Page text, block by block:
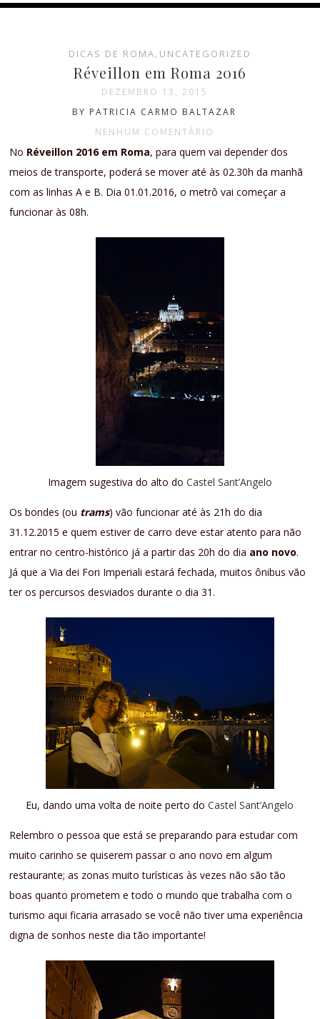
DICAS DE ROMA, UNCATEGORIZED
Réveillon em Roma 2016
DEZEMBRO 13, 2015
BY PATRICIA CARMO BALTAZAR
NENHUM COMENTÁRIO
No Réveillon 2016 em Roma, para quem vai depender dos
meios de transporte, poderá se mover até às 02.30h da manhã
com as linhas A e B. Dia 01.01.2016, o metrô vai começar a
funcionar às 08h.
Imagem sugestiva do alto do Castel Sant’Angelo
Os bondes (ou trams) vão funcionar até às 21h do dia
31.12.2015 e quem estiver de carro deve estar atento para não
entrar no centro-histórico já a partir das 20h do dia ano novo.
Já que a Via dei Fori Imperiali estará fechada, muitos ônibus vão
ter os percursos desviados durante o dia 31.
Eu, dando uma volta de noite perto doCastel Sant’Angelo
Relembro o pessoa que está se preparando para estudar com
muito carinho se quiserem passar o ano novo em algum
restaurante; as zonas muito turísticas às vezes não são tão
boas quanto prometem e todo o mundo que trabalha com o
turismo aqui ficaria arrasado se você não tiver uma experiência
digna de sonhos neste dia tão importante!